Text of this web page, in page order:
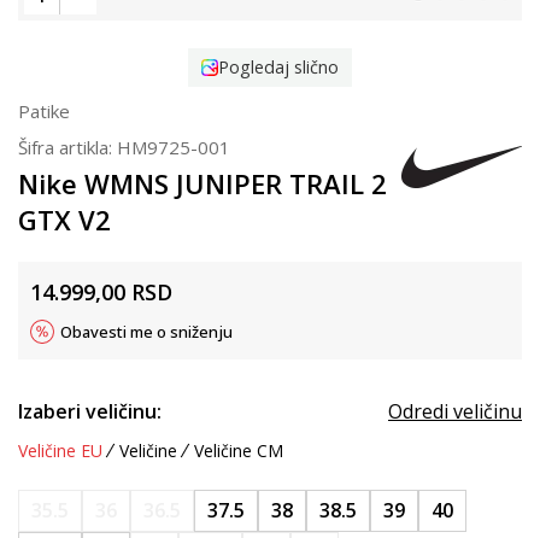
Pogledaj slično
Patike
Šifra artikla: HM9725-001
Nike WMNS JUNIPER TRAIL 2
GTX V2
14.999,00 RSD
Obavesti me o sniženju
Izaberi veličinu: Odredi veličinu
Veličine EU Veličine Veličine CM
37.5 38 38.5 39
40